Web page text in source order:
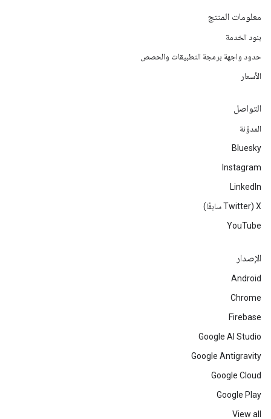
معلومات المنتج
بنود الخدمة
حدود واجهة برمجة التطبيقات والحصص
الأسعار
التواصل
المدوّنة
Bluesky
Instagram
LinkedIn
‫X ‏(Twitter سابقًا)
YouTube
الإصدار
Android
Chrome
Firebase
Google AI Studio
Google Antigravity
Google Cloud
Google Play
View all